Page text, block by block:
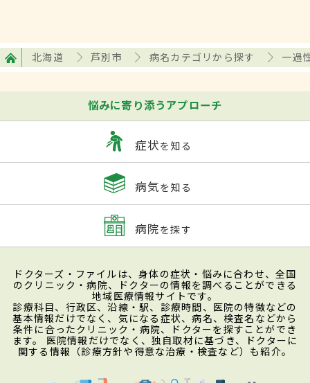
北海道 芦別市 病名カテゴリから探す 一過
悩みに寄り添うアプローチ
症状を知る
病気を知る
病院を探す
ドクターズ・ファイルは、身体の症状・悩みに合わせ、全国
のクリニック・病院、ドクターの情報を調べることができる
地域医療情報サイトです。
診療科目、行政区、沿線・駅、診療時間、医院の特徴などの
基本情報だけでなく、気になる症状、病名、検査名などから
条件に合ったクリニック・病院、ドクターを探すことができ
ます。 医院情報だけでなく、独自取材に基づき、ドクターに
関する情報（診療方針や得意な治療・検査など）も紹介。